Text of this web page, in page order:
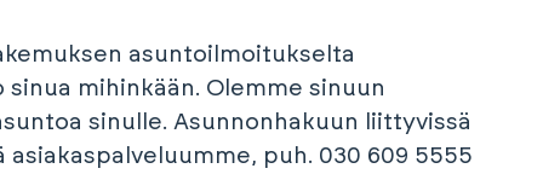
asuntoilmoitukselta
mihinkään. Olemme sinuun
sinulle. Asunnonhakuun liittyvissä
puh. 030 609 5555